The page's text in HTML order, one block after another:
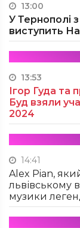
13:00
У Тернополі
виступить
13:53
Ігор Гуда та
Буд взяли
2024
14:41
Alex Pian,
львівському
музики